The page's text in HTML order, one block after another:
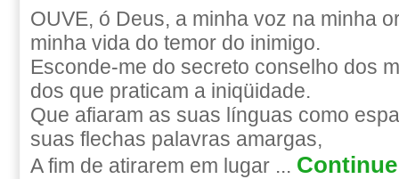
OUVE, ó Deus, a minha voz na minha
minha vida do temor do inimigo.
Esconde-me do secreto conselho dos
dos que praticam a iniqüidade.
Que afiaram as suas línguas como
suas flechas palavras amargas,
A fim de atirarem em lugar ...